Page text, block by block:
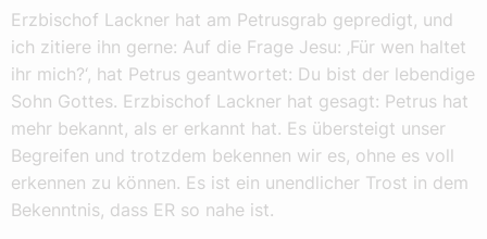
Erzbischof Lackner hat am Petrusgrab gepredigt, und
ich zitiere ihn gerne: Auf die Frage Jesu: ‚Für wen haltet
ihr mich?‘, hat Petrus geantwortet: Du bist der lebendige
Sohn Gottes. Erzbischof Lackner hat gesagt: Petrus hat
mehr bekannt, als er erkannt hat. Es übersteigt unser
Begreifen und trotzdem bekennen wir es, ohne es voll
erkennen zu können. Es ist ein unendlicher Trost in dem
Bekenntnis, dass ER so nahe ist.